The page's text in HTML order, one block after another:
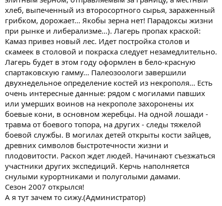
хлеб, выпеченный из второсортного сырья, зараженный
грибком, дорожает... Якобы зерна нет! Парадоксы жизни
при рынке и либерализме...). Лагерь пропах краской:
Камаз привез новый лес. Идет постройка столов и
скамеек в столовой и покраска следует незамедлительно.
Лагерь будет в этом году оформлен в бело-красную
спартаковскую гамму... Палеозоологи завершили
двухнедельное определение костей из некрополя... Есть
очень интересные данные: рядом с могилами павших
или умерших воинов на некрополе захоронены их
боевые кони, в основном жеребцы. На одной лошади -
травма от боевого топора, на других - следы тяжелой
боевой службы. В могилах детей открыты кости зайцев,
древних символов быстротечности жизни и
плодовитости. Раскоп ждет людей. Начинают съезжаться
участники других экспедиций. Керчь наполняется
снулыми курортниками и полуголыми дамами.
Сезон 2007 открылся!
А я тут зачем то сижу.(Администратор)